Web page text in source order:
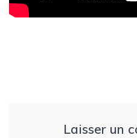
Laisser un